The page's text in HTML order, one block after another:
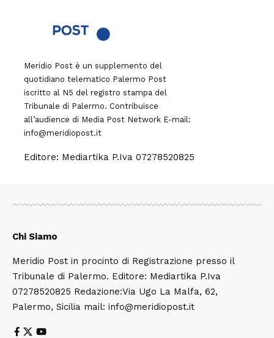
Meridio Post è un supplemento del
quotidiano telematico Palermo Post
iscritto al N5 del registro stampa del
Tribunale di Palermo. Contribuisce
all’audience di Media Post Network E-mail:
info@meridiopost.it
Editore: Mediartika P.Iva 07278520825
Chi Siamo
Meridio Post in procinto di Registrazione presso il
Tribunale di Palermo. Editore: Mediartika P.Iva
07278520825 Redazione:Via Ugo La Malfa, 62,
Palermo, Sicilia mail: info@meridiopost.it